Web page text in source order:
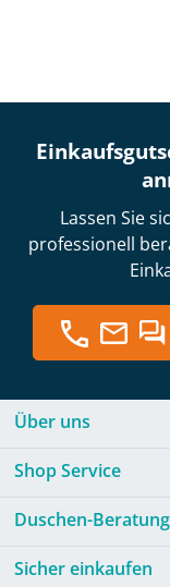
Lassen Sie
professionell
Über uns
Shop Service
Duschen-Beratung
Sicher einkaufen